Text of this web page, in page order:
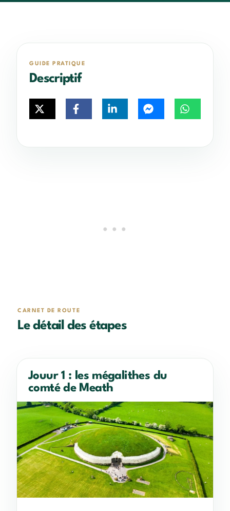
GUIDE PRATIQUE
Descriptif
Facebook LinkedIn Messenger
CARNET DE ROUTE
Le détail des étapes
Jouur 1 : les mégalithes du
comté de Meath